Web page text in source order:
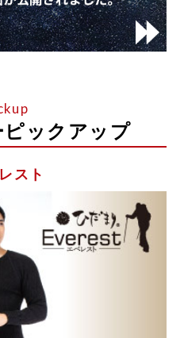
ピックアップ
スト